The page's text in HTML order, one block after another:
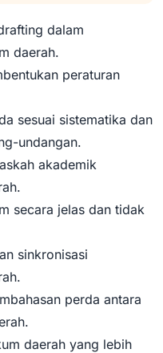
dalam
daerah.
peraturan
sesuai sistematika dan
undangan.
akademik
secara jelas dan tidak
sinkronisasi
perda antara
daerah yang lebih